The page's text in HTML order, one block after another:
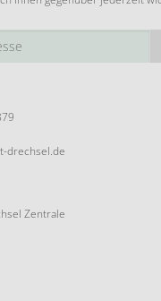
drechsel.de
Zentrale